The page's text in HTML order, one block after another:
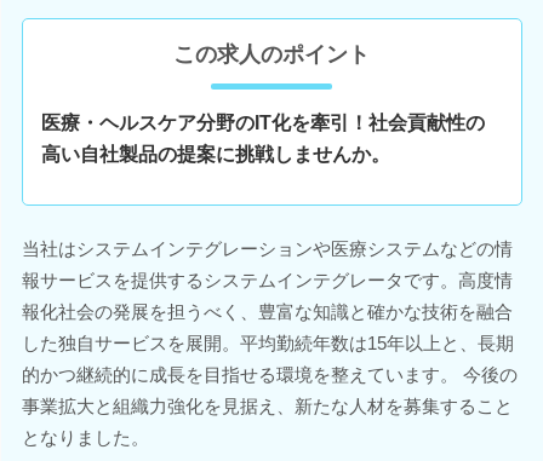
この求人のポイント
医療・ヘルスケア分野のIT化を牽引！社会貢献性の
高い自社製品の提案に挑戦しませんか。
当社はシステムインテグレーションや医療システムなどの情
報サービスを提供するシステムインテグレータです。高度情
報化社会の発展を担うべく、豊富な知識と確かな技術を融合
した独自サービスを展開。平均勤続年数は15年以上と、長期
的かつ継続的に成長を目指せる環境を整えています。 今後の
事業拡大と組織力強化を見据え、新たな人材を募集すること
となりました。